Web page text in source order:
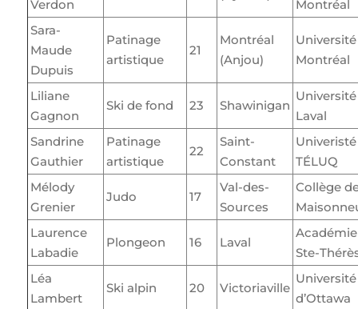
Verdon
Montréal
Sara-
Maude
Dupuis
Patinage
artistique
21
Montréal
(Anjou)
Montréal
Liliane
Gagnon
Ski de fond 23 Shawinigan
Université
Laval
Sandrine
Gauthier
Patinage
artistique
22
Saint-
Constant
Univeristé
TÉLUQ
Mélody
Grenier
Judo 17
Val-des-
Sources
Collège
Laurence
Labadie
Plongeon 16 Laval
Académie
Ste-
Léa
Lambert
Ski alpin 20 Victoriaville
Université
d’Ottawa